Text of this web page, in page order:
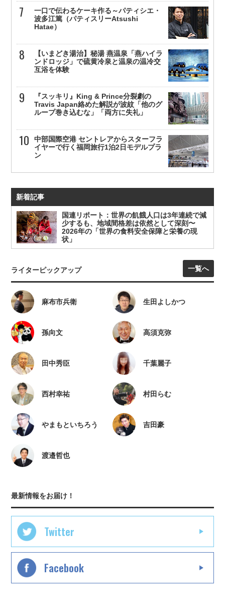
一口で伝わるケーキ作る～パティシエ・
波多江篤（パティスリーAtsushi
Hatae）
【いまどき湯治】秘湯 燕温泉「燕ハイラ
ンドロッジ」で硫黄冷泉と温泉の温冷交
互浴を体験
『スッキリ』King & Prince分裂劇の
Travis Japan絡めた解説が波紋「他のグ
ループ巻き込むな」「両方に失礼」
中部国際空港 セントレアからスターフラ
イヤーで行く福岡旅行1泊2日モデルプラ
ン
新着記事
国連リポート：世界の飢餓人口は3年連続で減
少するも、地域間格差は依然として深刻〜
2026年の「世界の食料安全保障と栄養の現
状」
ライターピックアップ 一覧へ
麻布市兵衛 生田よしかつ
孫向文 高須克弥
田中秀臣 千葉麗子
西村幸祐 村田らむ
やまもといちろう 吉田豪
渡邉哲也
最新情報をお届け！
Twitter
Facebook